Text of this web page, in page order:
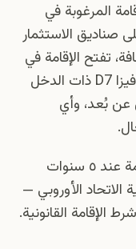
المرغوبة في
صناديق الاستثمار
تفتح الإقامة في
دولة عضو كاملة في الاتحاد الأوروبي. فيزا D7 ذات الدخل
عن بُعد، وأي
كلا المسارين يؤديان إلى الإقامة الدائمة عند ٥ سنوات
الاتحاد الأوروبي —
الإقامة القانونية.